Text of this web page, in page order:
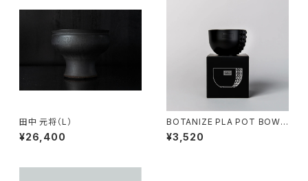
田中 元将（L）
¥26,400
BOTANIZE PLA POT BOWL
VERTICAL STUDS “Black”
¥3,520